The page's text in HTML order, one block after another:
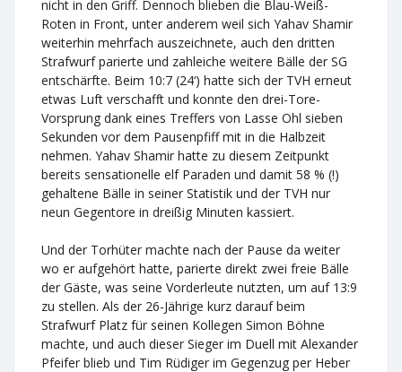
nicht in den Griff. Dennoch blieben die Blau-Weiß-
Roten in Front, unter anderem weil sich Yahav Shamir
weiterhin mehrfach auszeichnete, auch den dritten
Strafwurf parierte und zahleiche weitere Bälle der SG
entschärfte. Beim 10:7 (24‘) hatte sich der TVH erneut
etwas Luft verschafft und konnte den drei-Tore-
Vorsprung dank eines Treffers von Lasse Ohl sieben
Sekunden vor dem Pausenpfiff mit in die Halbzeit
nehmen. Yahav Shamir hatte zu diesem Zeitpunkt
bereits sensationelle elf Paraden und damit 58 % (!)
gehaltene Bälle in seiner Statistik und der TVH nur
neun Gegentore in dreißig Minuten kassiert.
Und der Torhüter machte nach der Pause da weiter
wo er aufgehört hatte, parierte direkt zwei freie Bälle
der Gäste, was seine Vorderleute nutzten, um auf 13:9
zu stellen. Als der 26-Jährige kurz darauf beim
Strafwurf Platz für seinen Kollegen Simon Böhne
machte, und auch dieser Sieger im Duell mit Alexander
Pfeifer blieb und Tim Rüdiger im Gegenzug per Heber